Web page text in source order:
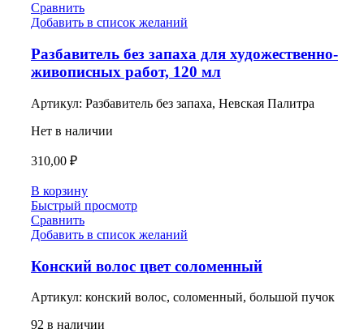
Сравнить
Добавить в список желаний
Разбавитель без запаха для художественно-
живописных работ, 120 мл
Артикул: Разбавитель без запаха, Невская Палитра
Нет в наличии
310,00 ₽
В корзину
Быстрый просмотр
Сравнить
Добавить в список желаний
Конский волос цвет соломенный
Артикул: конский волос, соломенный, большой пучок
92 в наличии